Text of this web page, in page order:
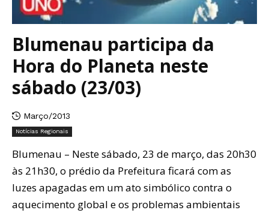
Blumenau participa da
Hora do Planeta neste
sábado (23/03)
Março/2013
Notícias Regionais
Blumenau – Neste sábado, 23 de março, das 20h30
às 21h30, o prédio da Prefeitura ficará com as
luzes apagadas em um ato simbólico contra o
aquecimento global e os problemas ambientais